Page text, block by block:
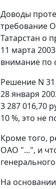
Доводы
требование
Татарстан о
11 марта
внимание по
Решение N
28 января
3 287 016,70
10 %, это не
Кроме того,
ОАО "...", и
На